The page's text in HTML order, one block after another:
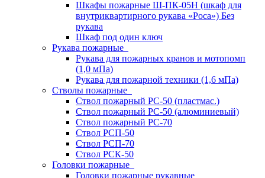
Шкафы пожарные Ш-ПК-05Н (шкаф для
внутриквартирного рукава «Роса») Без
рукава
Шкаф под один ключ
Рукава пожарные
Рукава для пожарных кранов и мотопомп
(1,0 мПа)
Рукава для пожарной техники (1,6 мПа)
Стволы пожарные
Ствол пожарный РС-50 (пластмас.)
Ствол пожарный РС-50 (алюминиевый)
Ствол пожарный РС-70
Ствол РСП-50
Ствол РСП-70
Ствол РСК-50
Головки пожарные
Головки пожарные рукавные